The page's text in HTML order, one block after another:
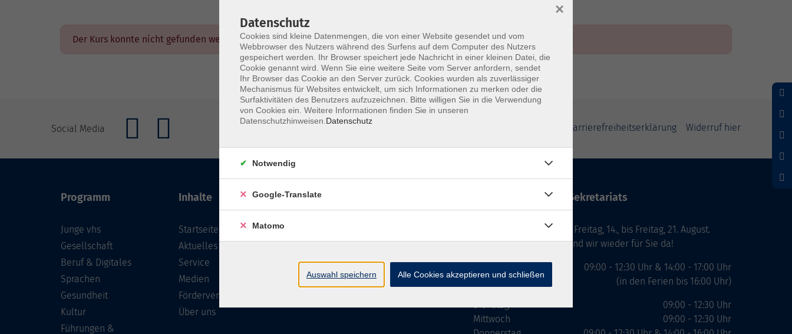
Der Kurs konnte nicht gefunden werden.
Social Media Barrierefreiheitserklärung Widerruf hier
Programm
Junge vhs
Gesellschaft
Beruf & Digitales
Sprachen
Gesundheit
Kultur
Führungen &
Inhalte
Startseite
Aktuelles
Service
Medien
Förderverein
Über uns
vhs Bamberg Stadt
96052 Bamberg
info@vhs-bamberg.de
Tel: 0951 871108
Öffnungszeiten des Sekretariats
Wir machen Urlaub von Freitag, 14., bis Freitag, 21. August.
Ab Montag, 24. August, sind wir wieder für Sie da!
Dienstag
Mittwoch
09:00 - 12:30 Uhr & 14:00 - 17:00 Uhr
(in den Ferien bis 16:00 Uhr)
09:00 - 12:30 Uhr
09:00 - 12:30 Uhr
Datenschutz
Cookies sind kleine Datenmengen, die von einer Website gesendet und vom
Webbrowser des Nutzers während des Surfens auf dem Computer des Nutzers
gespeichert werden. Ihr Browser speichert jede Nachricht in einer kleinen Datei, die
Cookie genannt wird. Wenn Sie eine weitere Seite vom Server anfordern, sendet
Ihr Browser das Cookie an den Server zurück. Cookies wurden als zuverlässiger
Mechanismus für Websites entwickelt, um sich Informationen zu merken oder die
Surfaktivitäten des Benutzers aufzuzeichnen. Bitte willigen Sie in die Verwendung
von Cookies ein. Weitere Informationen finden Sie in unseren
Datenschutzhinweisen. Datenschutz
×
Notwendig
Google-Translate
Matomo
Auswahl speichern Alle Cookies akzeptieren und schließen